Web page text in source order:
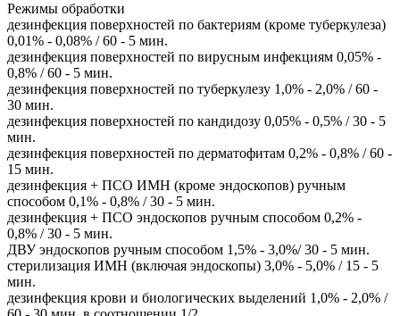
Режимы обработки
дезинфекция поверхностей по бактериям (кроме туберкулеза)
0,01% - 0,08% / 60 - 5 мин.
дезинфекция поверхностей по вирусным инфекциям 0,05% -
0,8% / 60 - 5 мин.
дезинфекция поверхностей по туберкулезу 1,0% - 2,0% / 60 -
30 мин.
дезинфекция поверхностей по кандидозу 0,05% - 0,5% / 30 - 5
мин.
дезинфекция поверхностей по дерматофитам 0,2% - 0,8% / 60 -
15 мин.
дезинфекция + ПСО ИМН (кроме эндоскопов) ручным
способом 0,1% - 0,8% / 30 - 5 мин.
дезинфекция + ПСО эндоскопов ручным способом 0,2% -
0,8% / 30 - 5 мин.
ДВУ эндоскопов ручным способом 1,5% - 3,0%/ 30 - 5 мин.
стерилизация ИМН (включая эндоскопы) 3,0% - 5,0% / 15 - 5
мин.
дезинфекция крови и биологических выделений 1,0% - 2,0% /